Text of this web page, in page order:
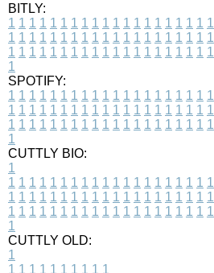
BITLY:
1 1 1 1 1 1 1 1 1 1 1 1 1 1 1 1 1 1 1 1
1 1 1 1 1 1 1 1 1 1 1 1 1 1 1 1 1 1 1 1
1 1 1 1 1 1 1 1 1 1 1 1 1 1 1 1 1 1 1 1
1
SPOTIFY:
1 1 1 1 1 1 1 1 1 1 1 1 1 1 1 1 1 1 1 1
1 1 1 1 1 1 1 1 1 1 1 1 1 1 1 1 1 1 1 1
1 1 1 1 1 1 1 1 1 1 1 1 1 1 1 1 1 1 1 1
1
CUTTLY BIO:
1
1 1 1 1 1 1 1 1 1 1 1 1 1 1 1 1 1 1 1 1
1 1 1 1 1 1 1 1 1 1 1 1 1 1 1 1 1 1 1 1
1 1 1 1 1 1 1 1 1 1 1 1 1 1 1 1 1 1 1 1
1
CUTTLY OLD:
1
1 1 1 1 1 1 1 1 1 1